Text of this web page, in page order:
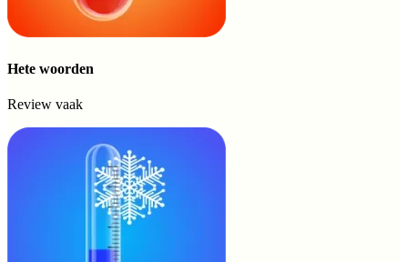
Hete woorden
Review vaak